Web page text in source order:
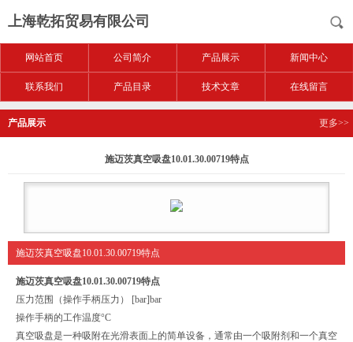
上海乾拓贸易有限公司
网站首页 公司简介 产品展示 新闻中心
联系我们 产品目录 技术文章 在线留言
产品展示 更多>>
施迈茨真空吸盘10.01.30.00719特点
施迈茨真空吸盘10.01.30.00719特点
施迈茨真空吸盘10.01.30.00719特点
压力范围（操作手柄压力） [bar]bar
操作手柄的工作温度°C
真空吸盘是一种吸附在光滑表面上的简单设备，通常由一个吸附剂和一个真空